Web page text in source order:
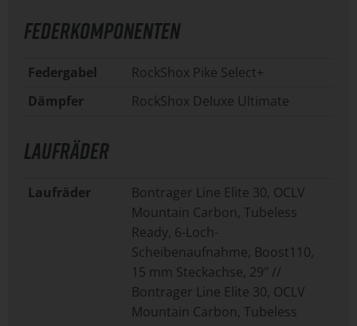
FEDERKOMPONENTEN
Federgabel
RockShox Pike Select+
Dämpfer
RockShox Deluxe Ultimate
LAUFRÄDER
Laufräder
Bontrager Line Elite 30, OCLV
Mountain Carbon, Tubeless
Ready, 6-Loch-
Scheibenaufnahme, Boost110,
15 mm Steckachse, 29" //
Bontrager Line Elite 30, OCLV
Mountain Carbon, Tubeless